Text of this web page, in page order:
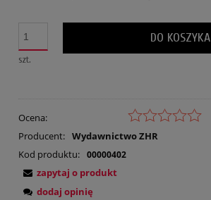
szt.
DO KOSZYKA
Ocena:
Producent: Wydawnictwo ZHR
Kod produktu:
00000402
zapytaj o produkt
dodaj opinię